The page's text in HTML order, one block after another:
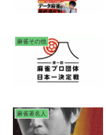
麻雀その他
麻雀著名人